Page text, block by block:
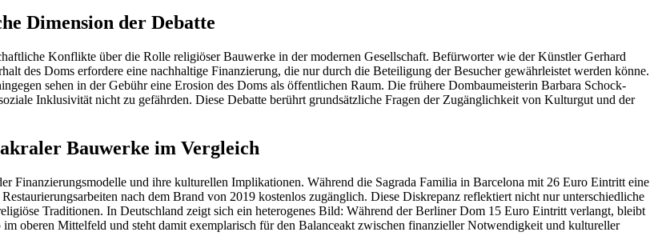
Dimension der Debatte
Konflikte über die Rolle religiöser Bauwerke in der modernen Gesellschaft. Befürworter wie der Künstler Gerhard
des Doms erfordere eine nachhaltige Finanzierung, die nur durch die Beteiligung der Besucher gewährleistet werden könne.
sehen in der Gebühr eine Erosion des Doms als öffentlichen Raum. Die frühere Dombaumeisterin Barbara Schock-
Inklusivität nicht zu gefährden. Diese Debatte berührt grundsätzliche Fragen der Zugänglichkeit von Kulturgut und der
Bauwerke im Vergleich
Finanzierungsmodelle und ihre kulturellen Implikationen. Während die Sagrada Familia in Barcelona mit 26 Euro Eintritt eine
nach dem Brand von 2019 kostenlos zugänglich. Diese Diskrepanz reflektiert nicht nur unterschiedliche
Traditionen. In Deutschland zeigt sich ein heterogenes Bild: Während der Berliner Dom 15 Euro Eintritt verlangt, bleibt
oberen Mittelfeld und steht damit exemplarisch für den Balanceakt zwischen finanzieller Notwendigkeit und kultureller